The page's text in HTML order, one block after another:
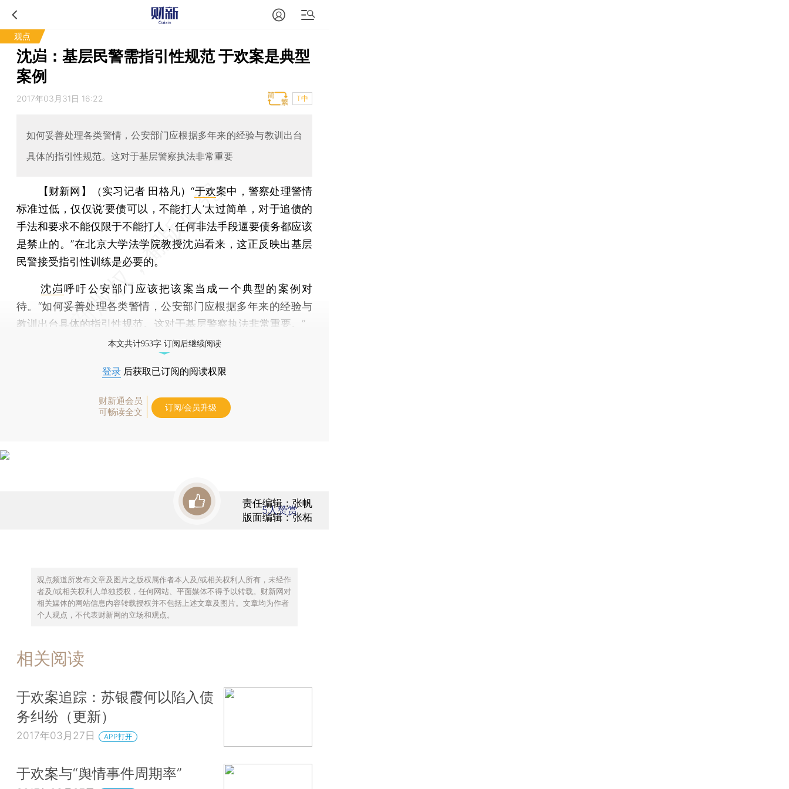
观点
沈岿：基层民警需指引性规范 于欢案是典型
案例
2017年03月31日 16:22 T中
如何妥善处理各类警情，公安部门应根据多年来的经验与教训出台
具体的指引性规范。这对于基层警察执法非常重要
【财新网】（实习记者 田格凡）“于欢案中，警察处理警情
标准过低，仅仅说‘要债可以，不能打人’太过简单，对于追债的
手法和要求不能仅限于不能打人，任何非法手段逼要债务都应该
是禁止的。”在北京大学法学院教授沈岿看来，这正反映出基层
民警接受指引性训练是必要的。
沈岿呼吁公安部门应该把该案当成一个典型的案例对
待。“如何妥善处理各类警情，公安部门应根据多年来的经验与
教训出台具体的指引性规范。这对于基层警察执法非常重要。”
本文共计953字 订阅后继续阅读
登录 后获取已订阅的阅读权限
财新通会员
可畅读全文
订阅/会员升级
责任编辑：张帆
版面编辑：张柘
5人赞赏
观点频道所发布文章及图片之版权属作者本人及/或相关权利人所有，未经作
者及/或相关权利人单独授权，任何网站、平面媒体不得予以转载。财新网对
相关媒体的网站信息内容转载授权并不包括上述文章及图片。文章均为作者
个人观点，不代表财新网的立场和观点。
相关阅读
于欢案追踪：苏银霞何以陷入债
务纠纷（更新）
2017年03月27日 APP打开
于欢案与“舆情事件周期率”